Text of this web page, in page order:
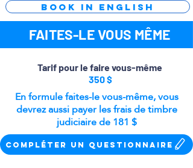
Book in english
FAITES-LE VOUS MÊME
Tarif pour le faire vous-même
350 $
En formule faites-le vous-même, vous
devrez aussi payerles frais de timbre
judiciaire de 181 $
Compléter un questionnaire